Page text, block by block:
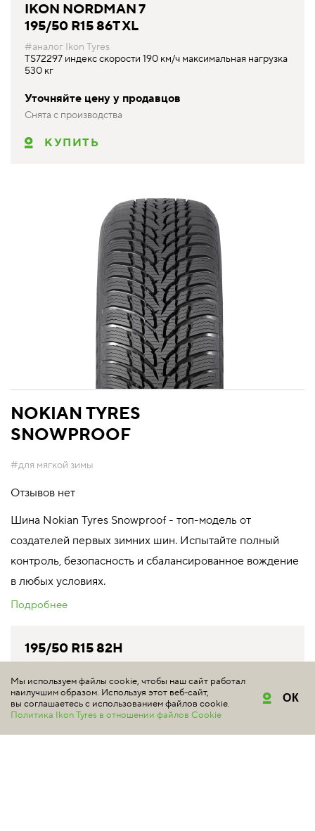
IKON NORDMAN 7
195/50 R15 86T XL
#аналог Ikon Tyres
TS72297 индекс скорости 190 км/ч максимальная нагрузка
530 кг
Уточняйте цену у продавцов
Снята с производства
КУПИТЬ
NOKIAN TYRES
SNOWPROOF
#для мягкой зимы
Отзывов нет
Шина Nokian Tyres Snowproof - топ-модель от
создателей первых зимних шин. Испытайте полный
контроль, безопасность и сбалансированное вождение
в любых условиях.
Подробнее
195/50 R15 82H
максимальная нагрузка 475 кг
Уточняйте цену у продавцов
Мы используем файлы cookie, чтобы наш сайт работал
наилучшим образом. Используя этот веб-сайт,
вы соглашаетесь с использованием файлов cookie.
Политика Ikon Tyres в отношении файлов Cookie
ОК